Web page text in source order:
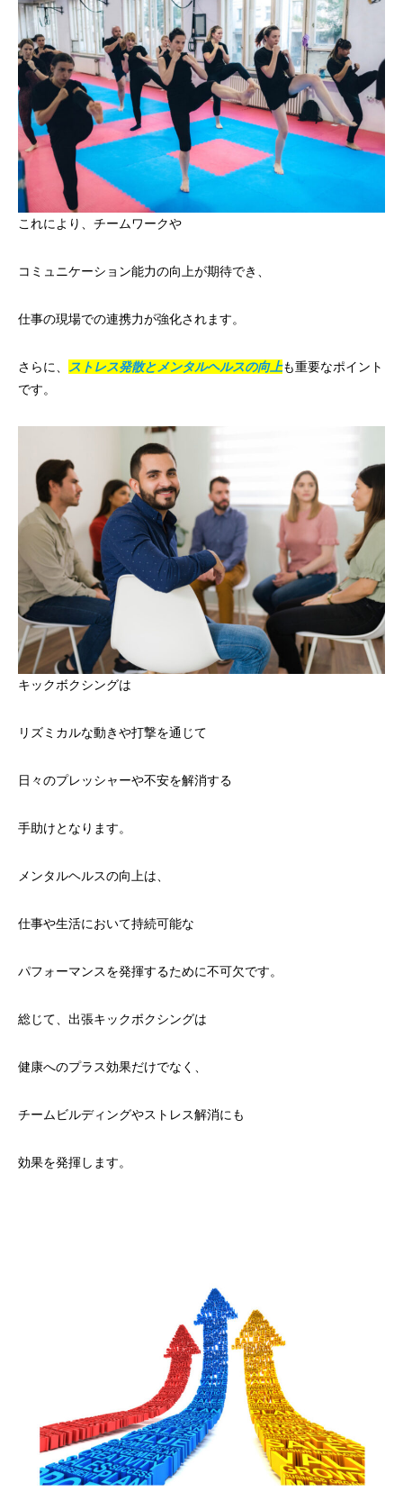
これにより、チームワークや
コミュニケーション能力の向上が期待でき、
仕事の現場での連携力が強化されます。
さらに、 ストレス発散とメンタルヘルスの向上も重要なポイント
です。
キックボクシングは
リズミカルな動きや打撃を通じて
日々のプレッシャーや不安を解消する
手助けとなります。
メンタルヘルスの向上は、
仕事や生活において持続可能な
パフォーマンスを発揮するために不可欠です。
総じて、出張キックボクシングは
健康へのプラス効果だけでなく、
チームビルディングやストレス解消にも
効果を発揮します。